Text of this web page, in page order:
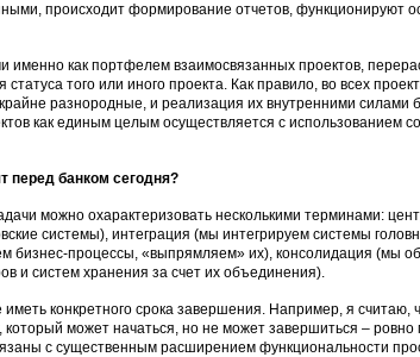
происходит формирование отчетов, функционируют
именно как портфелем взаимосвязанных проектов,
того или иного проекта. Как правило, во всех
разнородные, и реализация их внутренними силами
как единым целым осуществляется с использованием
перед банком сегодня?
можно охарактеризовать несколькими терминами:
системы), интеграция (мы интегрируем системы
бизнес-процессы, «выпрямляем» их), консолидация (мы
и систем хранения за счет их объединения).
конкретного срока завершения. Например, я считаю,
может начаться, но не может завершиться – ровно
с существенным расширением функциональности